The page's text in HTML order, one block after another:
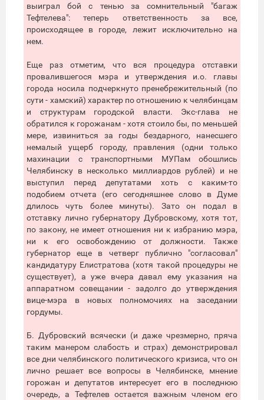
выиграл бой с тенью за сомнительный "багаж
Тефтелева": теперь ответственность за все,
происходящее в городе, лежит исключительно на
нем.
Еще раз отметим, что вся процедура отставки
провалившегося мэра и утверждения и.о. главы
города носила подчеркнуто пренебрежительный (по
сути - хамский) характер по отношению к челябинцам
и структурам городской власти. Экс-глава не
обратился к горожанам - хотя стоило бы, по меньшей
мере, извиниться за годы бездарного, нанесшего
немалый ущерб городу, правления (одни только
махинации с транспортными МУПам обошлись
Челябинску в несколько миллиардов рублей) и не
выступил перед депутатами хоть с каким-то
подобием отчета (его сегодняшнее слово в Думе
длилось чуть более минуты). Зато он подал в
отставку лично губернатору Дубровскому, хотя тот,
по закону, не имеет отношения ни к избранию мэра,
ни к его освобождению от должности. Также
губернатор еще в четверг публично "согласовал"
кандидатуру Елистратова (хотя такой процедуры не
существует), а уже вчера давал ему указания на
аппаратном совещании - задолго до утверждения
вице-мэра в новых полномочиях на заседании
гордумы.
Б. Дубровский всячески (и даже чрезмерно, пряча
таким манером слабость и страх) демонстрировал
все дни челябинского политического кризиса, что он
лично решает все вопросы в Челябинске, мнение
горожан и депутатов интересует его в последнюю
очередь, а Тефтелев остается важным членом его